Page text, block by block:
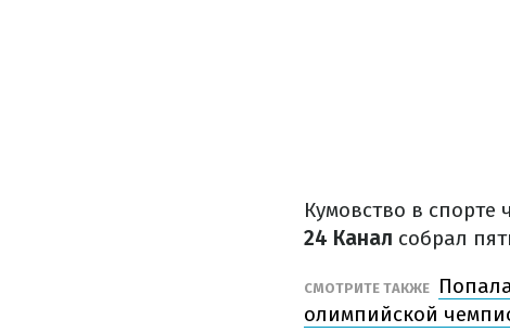
Кумовство в
24 Канал собрал
СМОТРИТЕ ТАКЖЕ
олимпийской